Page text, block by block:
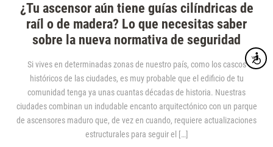
¿Tu ascensor aún tiene guías cilíndricas de
raíl o de madera? Lo que necesitas saber
sobre la nueva normativa de seguridad
Si vives en determinadas zonas de nuestro país, como los cascos
históricos de las ciudades, es muy probable que el edificio de tu
comunidad tenga ya unas cuantas décadas de historia. Nuestras
ciudades combinan un indudable encanto arquitectónico con un parque
de ascensores maduro que, de vez en cuando, requiere actualizaciones
estructurales para seguir el […]